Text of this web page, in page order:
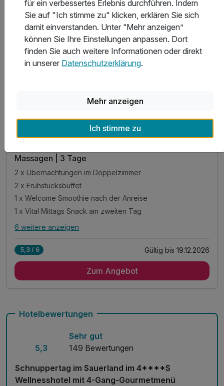
inkl. kostenfrei Parken am Hotel
Wenden, Bergisches Land
Sporthotel Landhaus Wacker
Massagen | 3 Tage
2 x Übernachtungen im Doppelzimmer
2 x Frühstücksbuffet
1 x Welcome Smoothie nach der Anreise
1 x Vital Mittags Snack am zweiten Tag
Alle Inklusivleistungen
2 x 3-Gang Vitalabendessen
1 x Ganzkörpermassage "Polynesia"
inkl. Nutzung von Sauna, Schwimmbad und Gym
inkl. Parken direkt am Hotel
6 weitere anzeigen
5,3 / 6 Gültig bis 19.12.2026
Zum Angebot
Hotelbewertungen
5,3
Sehr gut
149 Bewertungen
Schnuppertag im Sauerland im 4****S
Wellnesshotel mit 4-Gang-Gourmetmenü
für ein verbessertes Erlebnis durchführen. Indem
Sie auf "Ich stimme zu" klicken, erklären Sie sich
damit einverstanden. Unter “Mehr anzeigen”
können Sie Ihre Einstellungen anpassen. Dort
finden Sie auch weitere Informationen oder direkt
in unserer Datenschutzerklärung.
Mehr anzeigen
Ich stimme zu